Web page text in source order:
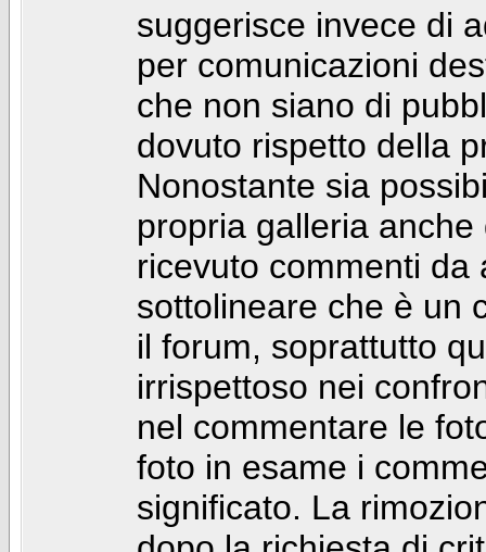
suggerisce invece di
per comunicazioni
che non siano di
dovuto rispetto della
Nonostante sia
propria galleria
ricevuto commenti da
sottolineare che è un
il forum, soprattutto
irrispettoso nei
nel commentare le
foto in esame i
significato. La